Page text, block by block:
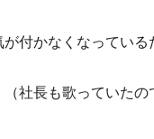
付かなくなってい
社長も歌っていたの